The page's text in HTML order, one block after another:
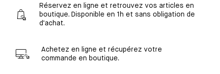
Réservez en ligne et retrouvez vos articles en
boutique. Disponible en 1h et sans obligation de
d'achat.
Achetez en ligne et récupérez votre
commande en boutique.